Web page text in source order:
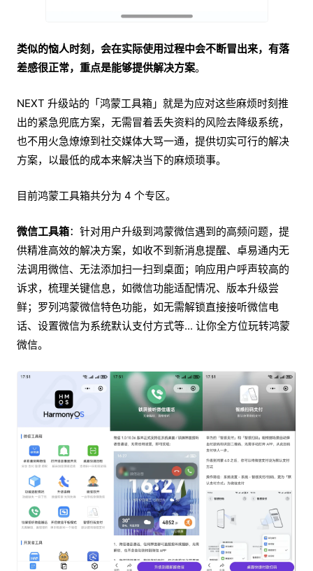
类似的恼人时刻，会在实际使用过程中会不断冒出来，有落
差感很正常，重点是能够提供解决方案。
NEXT 升级站的「鸿蒙工具箱」就是为应对这些麻烦时刻推
出的紧急兜底方案，无需冒着丢失资料的风险去降级系统，
也不用火急燎燎到社交媒体大骂一通，提供切实可行的解决
方案，以最低的成本来解决当下的麻烦琐事。
目前鸿蒙工具箱共分为 4 个专区。
微信工具箱：针对用户升级到鸿蒙微信遇到的高频问题，提
供精准高效的解决方案，如收不到新消息提醒、卓易通内无
法调用微信、无法添加扫一扫到桌面；响应用户呼声较高的
诉求，梳理关键信息，如微信功能适配情况、版本升级尝
鲜；罗列鸿蒙微信特色功能，如无需解锁直接接听微信电
话、设置微信为系统默认支付方式等... 让你全方位玩转鸿蒙
微信。